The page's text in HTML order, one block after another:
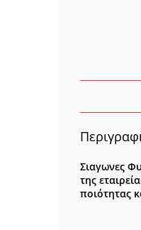
Σιαγωνες
της
ποιότητας